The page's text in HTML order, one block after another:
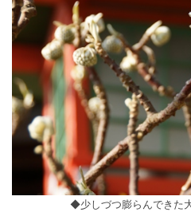
◆少しづつ膨らんできた